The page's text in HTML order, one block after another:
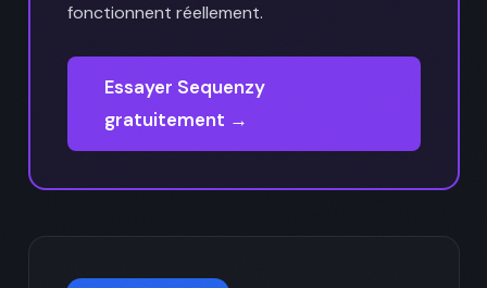
fonctionnent réellement.
Essayer Sequenzy
gratuitement →